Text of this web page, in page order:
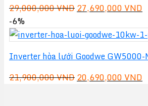
29,000,000VNDGiá
là:
27,690,000VND
-6%
Inverter hòa lưới Goodwe GW5000-
21,900,000VNDGiá
20,690,000VND